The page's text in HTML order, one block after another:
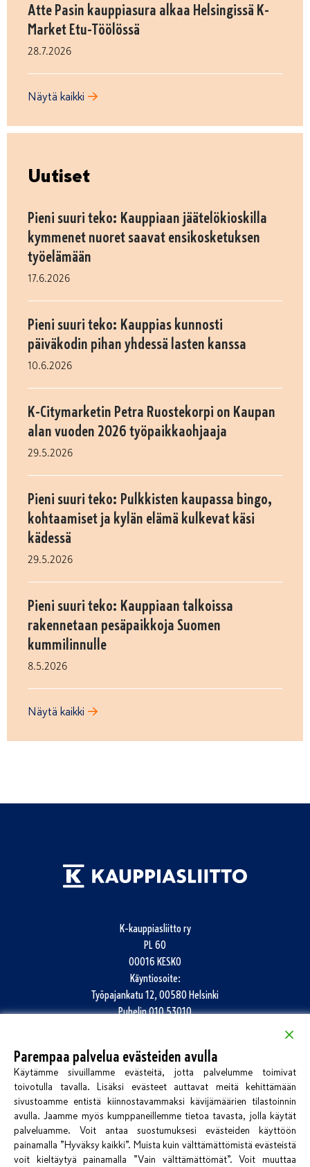
Atte Pasin kauppiasura alkaa Helsingissä K-
Market Etu-Töölössä
28.7.2026
Näytä kaikki
Uutiset
Pieni suuri teko: Kauppiaan jäätelökioskilla
kymmenet nuoret saavat ensikosketuksen
työelämään
17.6.2026
Pieni suuri teko: Kauppias kunnosti
päiväkodin pihan yhdessä lasten kanssa
10.6.2026
K-Citymarketin Petra Ruostekorpi on Kaupan
alan vuoden 2026 työpaikkaohjaaja
29.5.2026
Pieni suuri teko: Pulkkisten kaupassa bingo,
kohtaamiset ja kylän elämä kulkevat käsi
kädessä
29.5.2026
Pieni suuri teko: Kauppiaan talkoissa
rakennetaan pesäpaikkoja Suomen
kummilinnulle
8.5.2026
Näytä kaikki
K-kauppiasliitto ry
PL 60
00016 KESKO
Käyntiosoite:
Työpajankatu 12, 00580 Helsinki
Puhelin010 53010
Katso kaikki yhteystiedot
Jätä palautetta
Parempaa palvelua evästeiden avulla
Käytämme sivuillamme evästeitä, jotta palvelumme toimivat
toivotulla tavalla. Lisäksi evästeet auttavat meitä kehittämään
sivustoamme entistä kiinnostavammaksi kävijämäärien tilastoinnin
avulla. Jaamme myös kumppaneillemme tietoa tavasta, jolla käytät
palveluamme. Voit antaa suostumuksesi evästeiden käyttöön
painamalla ”Hyväksy kaikki”. Muista kuin välttämättömistä evästeistä
voit kieltäytyä painamalla ”Vain välttämättömät”. Voit muuttaa